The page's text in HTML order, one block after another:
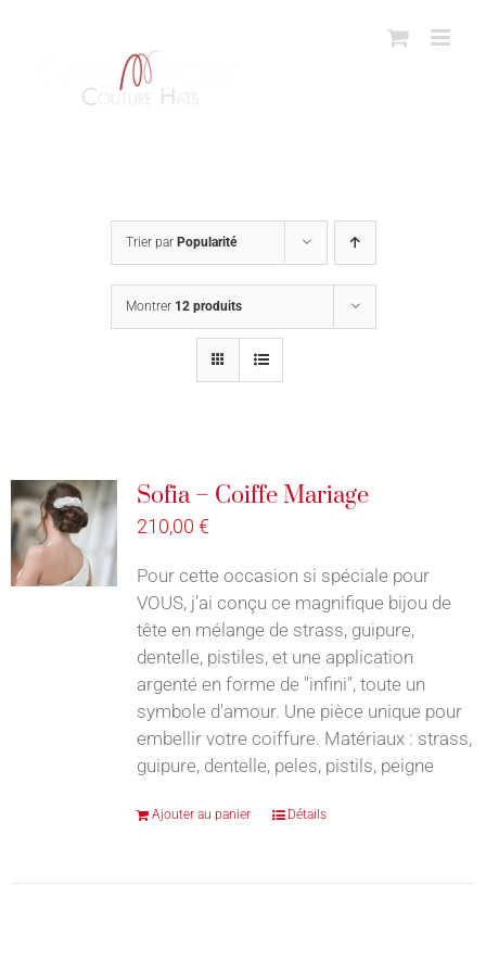
Trier par Popularité
Montrer 12 produits
Sofia – Coiffe Mariage
210,00 €
Pour cette occasion si spéciale pour
VOUS, j’ai conçu ce magnifique bijou de
tête en mélange de strass, guipure,
dentelle, pistiles, et une application
argenté en forme de "infini", toute un
symbole d'amour. Une pièce unique pour
embellir votre coiffure. Matériaux : strass,
guipure, dentelle, peles, pistils, peigne
Ajouter au panier Détails